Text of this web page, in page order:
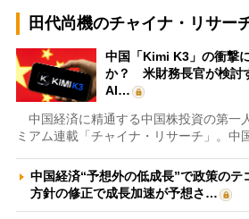
田代尚機のチャイナ・リサー
中国「Kimi K3」の衝撃
か？ 米財務長官が検討
AI…
中国経済に精通する中国株投資の第一
ミアム連載「チャイナ・リサーチ」。中
中国経済“予想外の低成長”で政策の
方針の修正で成長加速が予想さ…